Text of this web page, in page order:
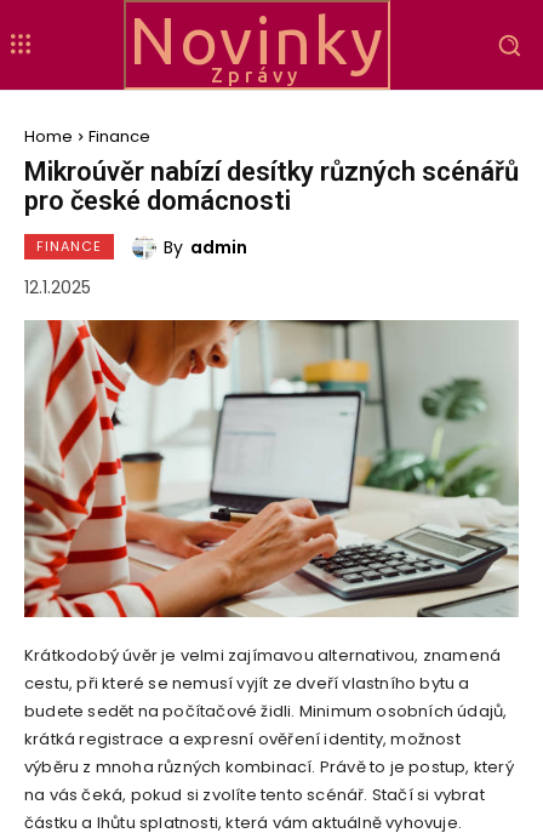
Novinky
Zprávy
Home Finance
Mikroúvěr nabízí desítky různých scénářů
pro české domácnosti
FINANCE By admin
12.1.2025
Krátkodobý úvěr je velmi zajímavou alternativou, znamená
cestu, při které se nemusí vyjít ze dveří vlastního bytu a
budete sedět na počítačové židli. Minimum osobních údajů,
krátká registrace a expresní ověření identity, možnost
výběru z mnoha různých kombinací. Právě to je postup, který
na vás čeká, pokud si zvolíte tento scénář. Stačí si vybrat
částku a lhůtu splatnosti, která vám aktuálně vyhovuje.